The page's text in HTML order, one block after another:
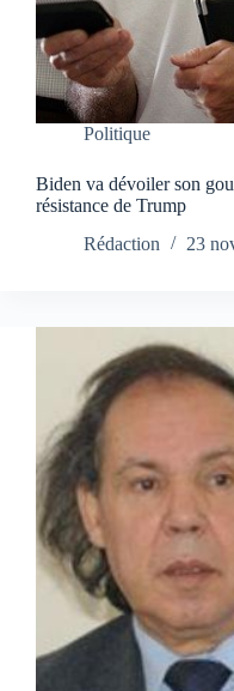
Politique
Biden va dévoiler son
résistance de Trump
Rédaction
23